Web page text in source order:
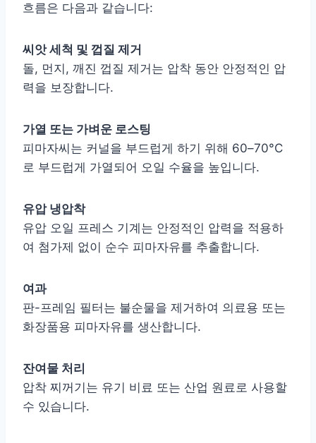
흐름은 다음과 같습니다:
씨앗 세척 및 껍질 제거
돌, 먼지, 깨진 껍질 제거는 압착 동안 안정적인 압
력을 보장합니다.
가열 또는 가벼운 로스팅
피마자씨는 커널을 부드럽게 하기 위해 60–70°C
로 부드럽게 가열되어 오일 수율을 높입니다.
유압 냉압착
유압 오일 프레스 기계는 안정적인 압력을 적용하
여 첨가제 없이 순수 피마자유를 추출합니다.
여과
판-프레임 필터는 불순물을 제거하여 의료용 또는
화장품용 피마자유를 생산합니다.
잔여물 처리
압착 찌꺼기는 유기 비료 또는 산업 원료로 사용할
수 있습니다.